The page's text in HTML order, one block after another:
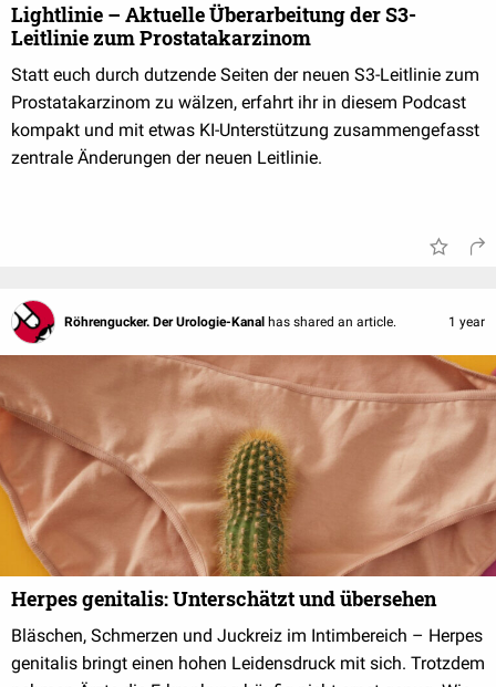
Lightlinie – Aktuelle Überarbeitung der S3-
Leitlinie zum Prostatakarzinom
Statt euch durch dutzende Seiten der neuen S3-Leitlinie zum
Prostatakarzinom zu wälzen, erfahrt ihr in diesem Podcast
kompakt und mit etwas KI-Unterstützung zusammengefasst
zentrale Änderungen der neuen Leitlinie.
Röhrengucker. Der Urologie-Kanal has shared an article. 1 year
Herpes genitalis: Unterschätzt und übersehen
Bläschen, Schmerzen und Juckreiz im Intimbereich – Herpes
genitalis bringt einen hohen Leidensdruck mit sich. Trotzdem